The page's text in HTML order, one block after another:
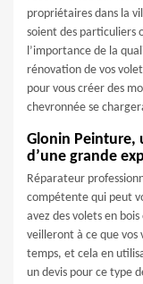
propriétaires dans la
soient des particuliers
l’importance de la
rénovation de vos
pour vous créer des
chevronnée se
Glonin Peinture,
d’une grande
Réparateur
compétente qui peut
avez des volets en
veilleront à ce que
temps, et cela en
un devis pour ce type